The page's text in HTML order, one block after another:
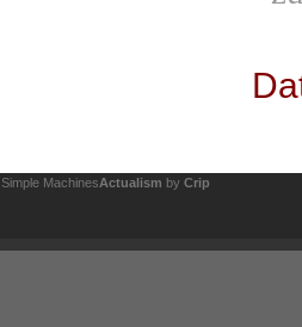
Simple MachinesActualism by Crip